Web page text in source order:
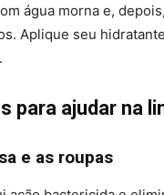
água morna e,
Aplique seu
para ajudar na
e as roupas